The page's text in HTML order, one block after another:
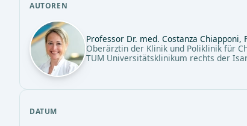
AUTOREN
Professor Dr. med. Costanza Chiapponi,
Oberärztin der Klinik und Poliklinik für
TUM Universitätsklinikum rechts der
DATUM